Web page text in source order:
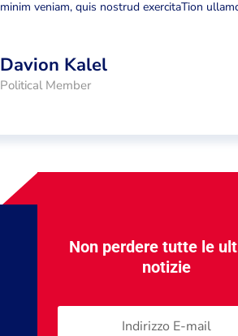
minim veniam, quis nostrud exercitaTion
Davion Kalel
Political Member
Non perdere tutte le
notizie